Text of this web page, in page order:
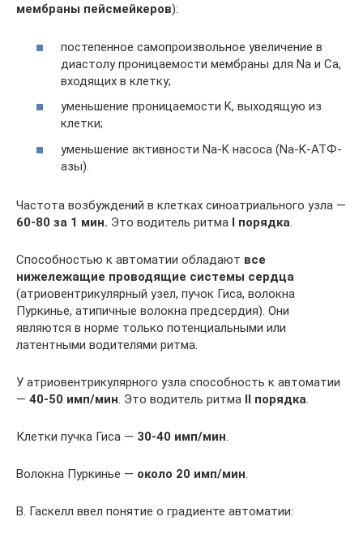
мембраны пейсмейкеров):
постепенное самопроизвольное увеличение в
диастолу проницаемости мембраны для Na и Ca,
входящих в клетку;
уменьшение проницаемости K, выходящую из
клетки;
уменьшение активности Na-K насоса (Na-K-АТФ-
азы).
Частота возбуждений в клетках синоатриального узла —
60-80 за 1 мин. Это водитель ритма I порядка
Способностью к автоматии обладают все
нижележащие проводящие системы сердца
(атриовентрикулярный узел, пучок Гиса, волокна
Пуркинье, атипичные волокна предсердия). Они
являются в норме только потенциальными или
латентными водителями ритма.
У атриовентрикулярного узла способность к автоматии
— 40-50 имп/мин . Это водитель ритма II порядка
Клетки пучка Гиса — 30-40 имп/мин
Волокна Пуркинье — около 20 имп/мин
В. Гаскелл ввел понятие о градиенте автоматии: